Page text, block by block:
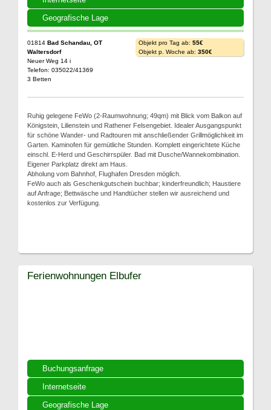
Geografische Lage
01814 Bad Schandau, OT
Waltersdorf
Neuer Weg 14 i
Telefon: 035022/41369
3 Betten
Objekt pro Tag ab: 55€
Objekt p. Woche ab: 350€
Ruhig gelegene FeWo (2-Raumwohnung; 49qm) mit Blick vom Balkon auf
Königstein, Lilienstein und Rathener Felsengebiet. Idealer Ausgangspunkt
für schöne Wander- und Radtouren mit anschließender Grillmöglichkeit im
Garten. Kaminofen für gemütliche Stunden. Komplett eingerichtete Küche
einschl. E-Herd und Geschirrspüler. Bad mit Dusche/Wannekombination.
Eigener Parkplatz direkt am Haus.
Abholung vom Bahnhof, Flughafen Dresden möglich.
FeWo auch als Geschenkgutschein buchbar; kinderfreundlich; Haustiere
auf Anfrage; Bettwäsche und Handtücher stellen wir ausreichend und
kostenlos zur Verfügung.
Buchungsanfrage
Internetseite
Geografische Lage
Ferienwohnungen Elbufer